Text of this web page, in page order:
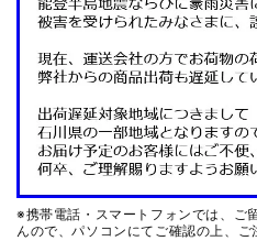
※携帯電話・スマートフォンでは、ご
んので、パソコンにてご確認の上、ご